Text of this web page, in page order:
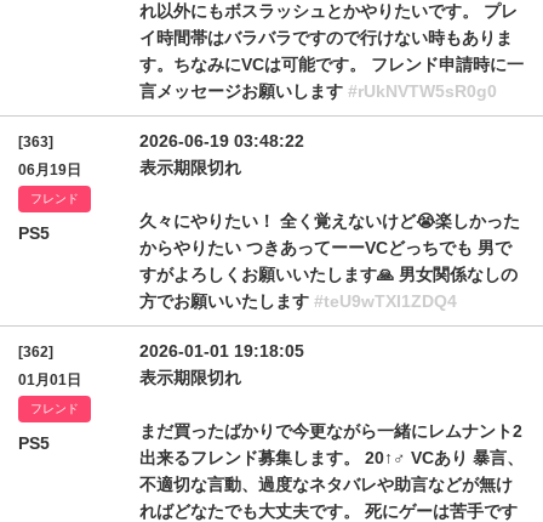
れ以外にもボスラッシュとかやりたいです。 プレ
イ時間帯はバラバラですので行けない時もありま
す。ちなみにVCは可能です。 フレンド申請時に一
言メッセージお願いします #rUkNVTW5sR0g0
[363]
06月19日
フレンド
PS5
2026-06-19 03:48:22
表示期限切れ
久々にやりたい！ 全く覚えないけど😭楽しかった
からやりたい つきあってーーVCどっちでも 男で
すがよろしくお願いいたします🙏 男女関係なしの
方でお願いいたします #teU9wTXI1ZDQ4
[362]
01月01日
フレンド
PS5
2026-01-01 19:18:05
表示期限切れ
まだ買ったばかりで今更ながら一緒にレムナント2
出来るフレンド募集します。 20↑♂︎ VCあり 暴言、
不適切な言動、過度なネタバレや助言などが無け
ればどなたでも大丈夫です。 死にゲーは苦手です